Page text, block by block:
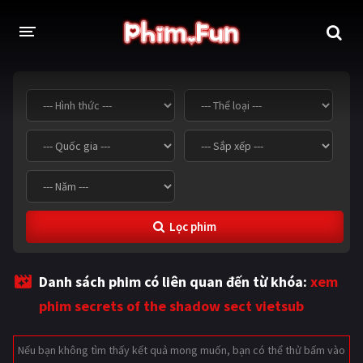
THỂ LOẠI
Thần thoại - Cổ trang Hành động
Tâm lý Chiến tranh
Võ thuật - Kiếm hiệp
Tội phạm - Hình sự
Viễn tưởng Khoa học - Tài liệu
Tình cảm - Lãng mạn Kỳ ảo
Lọc phim
Danh sách phim có liên quan đến từ khóa: xem
phim secrets of the shadow sect vietsub
Nếu bạn không tìm thấy kết quả mong muốn, bạn có thể thử bấm vào